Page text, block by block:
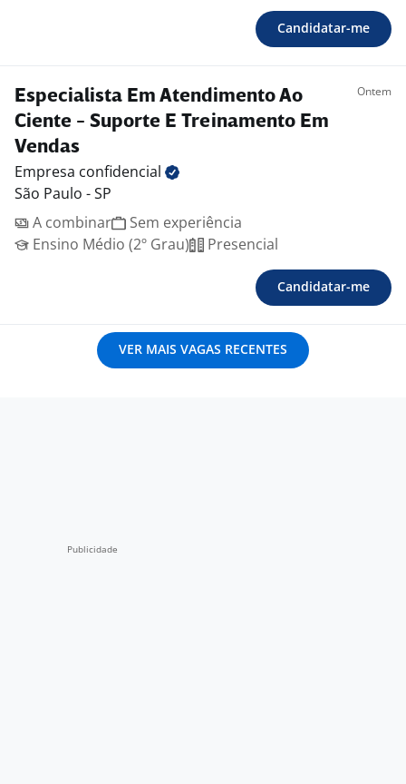
Candidatar-me
Especialista Em Atendimento Ao
Ciente - Suporte E Treinamento Em
Vendas
Ontem
Empresa confidencial
São Paulo - SP
A combinar
Sem experiência
Ensino Médio (2º Grau)
Presencial
Candidatar-me
VER MAIS VAGAS RECENTES